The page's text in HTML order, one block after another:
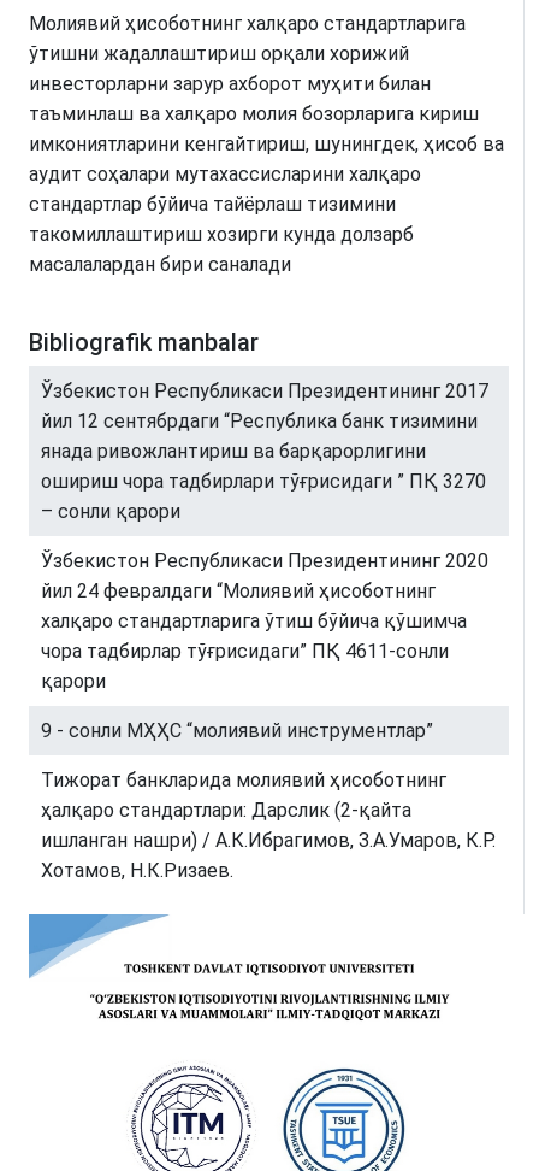
Молиявий ҳисоботнинг халқаро стандартларига
ўтишни жадаллаштириш орқали хорижий
инвесторларни зарур ахборот муҳити билан
таъминлаш ва халқаро молия бозорларига кириш
имкониятларини кенгайтириш, шунингдек, ҳисоб ва
аудит соҳалари мутахассисларини халқаро
стандартлар бўйича тайёрлаш тизимини
такомиллаштириш хозирги кунда долзарб
масалалардан бири саналади
Bibliografik manbalar
Ўзбекистон Республикаси Президентининг 2017
йил 12 сентябрдаги “Республика банк тизимини
янада ривожлантириш ва барқарорлигини
ошириш чора тадбирлари тўғрисидаги ” ПҚ 3270
– сонли қарори
Ўзбекистон Республикаси Президентининг 2020
йил 24 февралдаги “Молиявий ҳисоботнинг
халқаро стандартларига ўтиш бўйича қўшимча
чора тадбирлар тўғрисидаги” ПҚ 4611-сонли
қарори
9 - сонли МҲҲС “молиявий инструментлар”
Тижорат банкларида молиявий ҳисоботнинг
ҳалқаро стандартлари: Дарслик (2-қайта
ишланган нашри) / А.К.Ибрагимов, З.А.Умаров, К.Р.
Хотамов, Н.К.Ризаев.